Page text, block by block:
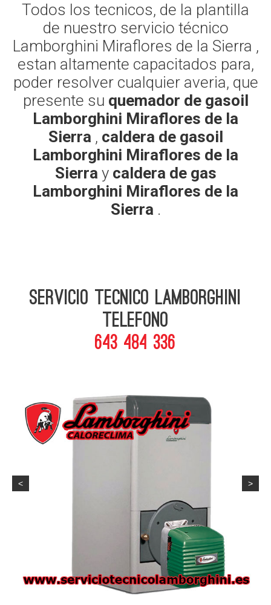
Todos los tecnicos, de la plantilla
de nuestro servicio técnico
Lamborghini Miraflores de la Sierra ,
estan altamente capacitados para,
poder resolver cualquier averia, que
presente su quemador de gasoil
Lamborghini Miraflores de la
Sierra , caldera de gasoil
Lamborghini Miraflores de la
Sierra y caldera de gas
Lamborghini Miraflores de la
Sierra .
Servicio Tecnico Lamborghini
telefono
643 484 336
< >